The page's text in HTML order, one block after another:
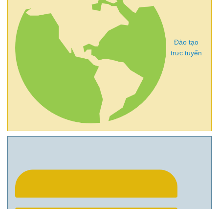
Đào tạo
trực tuyến